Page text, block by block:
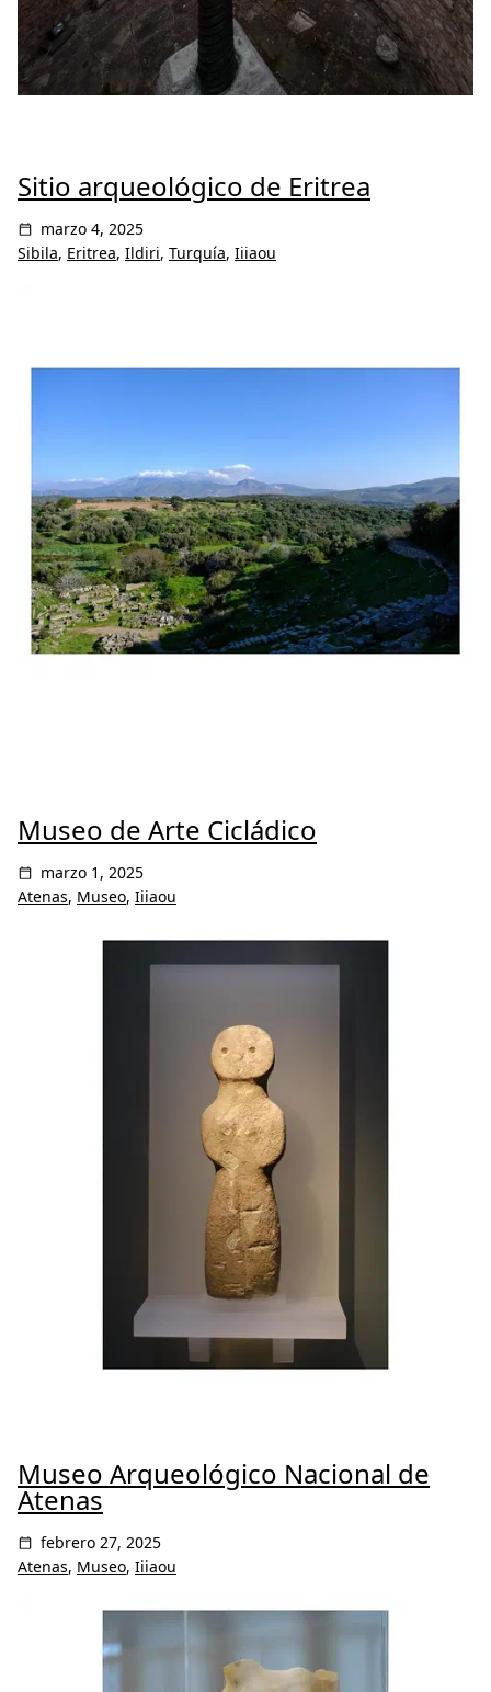
Sitio arqueológico de Eritrea
marzo 4, 2025
Sibila, Eritrea, Ildiri, Turquía, Iiiaou
Museo de Arte Cicládico
marzo 1, 2025
Atenas, Museo, Iiiaou
Museo Arqueológico Nacional de
Atenas
febrero 27, 2025
Atenas, Museo, Iiiaou